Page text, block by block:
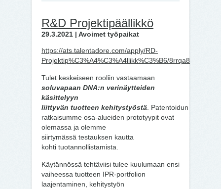
R&D Projektipäällikkö
29.3.2021 | Avoimet työpaikat
https://ats.talentadore.com/apply/RD-
Projektip%C3%A4%C3%A4llikk%C3%B6/8rrqa8
Tulet keskeiseen rooliin vastaamaan
soluvapaan DNA:n verinäytteiden
käsittelyyn
liittyvän tuotteen kehitystyöstä . Patentoidun
ratkaisumme osa-alueiden prototyypit ovat
olemassa ja olemme
siirtymässä testauksen kautta
kohti tuotannollistamista.
Käytännössä tehtäviisi tulee kuulumaan ensi
vaiheessa tuotteen IPR-portfolion
laajentaminen, kehitystyön